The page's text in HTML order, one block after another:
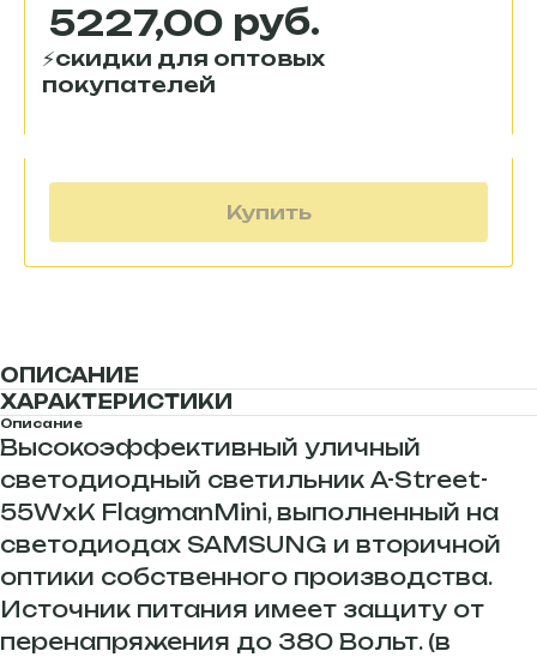
5227,00 руб.
Купить
ОПИСАНИЕ
ХАРАКТЕРИСТИКИ
Описание
Высокоэффективный уличный
светодиодный светильник A-Street-
55WxK FlagmanMini, выполненный на
светодиодах SAMSUNG и вторичной
оптики собственного производства.
Источник питания имеет защиту от
перенапряжения до 380 Вольт. (в